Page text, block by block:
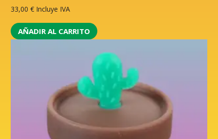
33,00€ Incluye IVA
AÑADIR AL CARRITO